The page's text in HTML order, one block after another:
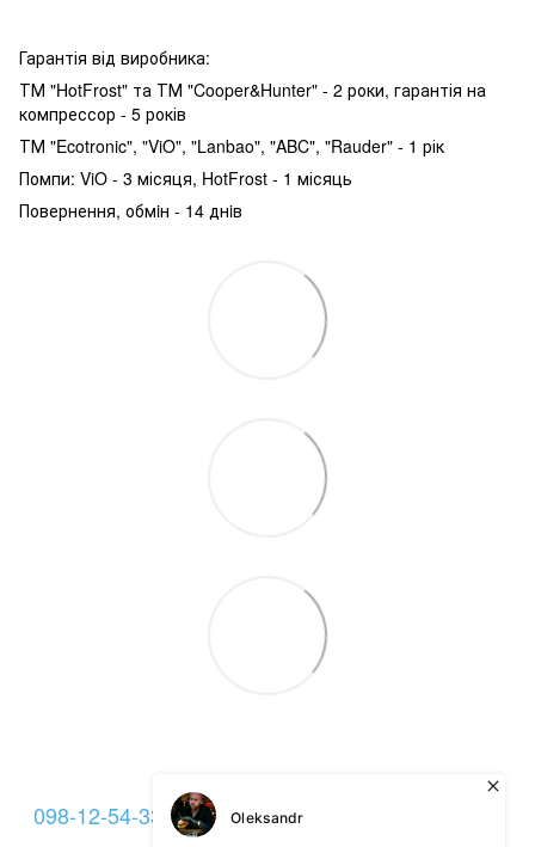
Гарантія від виробника:
ТМ "HotFrost" та ТМ "Cooper&Hunter" - 2 роки, гарантія на
компрессор - 5 років
ТМ "Ecotronic", "ViO", "Lanbao", "ABC", "Rauder" - 1 рік
Помпи: ViO - 3 місяця, HotFrost - 1 місяць
Повернення, обмiн - 14 днiв
098-12-54-333 093-12-54-333